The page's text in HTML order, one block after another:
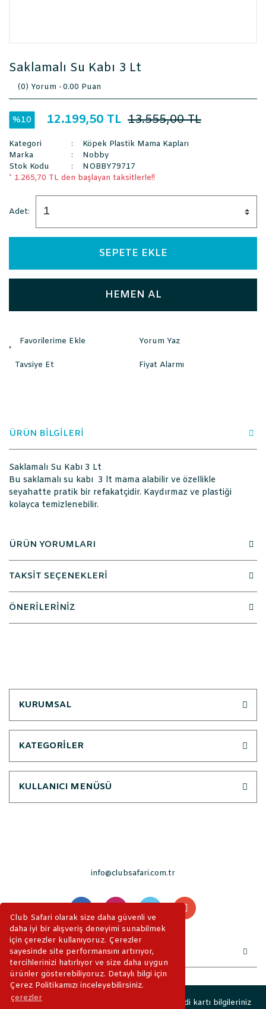
Club Safari olarak size daha güvenli ve
daha iyi bir alışveriş deneyimi sunabilmek
için çerezler kullanıyoruz. Çerezler
sayesinde site performansını artırıyor,
tercihlerinizi hatırlıyor ve size daha uygun
ürünler gösterebiliyoruz. Detaylı bilgi için
Çerez Politikamızı inceleyebilirsiniz.
çerezler
Saklamalı Su Kabı 3 Lt
(0) Yorum -0.00 Puan
%10 12.199,50 TL 13.555,00 TL
Kategori
Köpek Plastik Mama Kapları
Marka
Nobby
Stok Kodu
NOBBY79717
* 1.265,70 TL den başlayan taksitlerle!!
Adet:
SEPETE EKLE
HEMEN AL
Yorum Yaz
Tavsiye Et Fiyat Alarmı
ÜRÜN BİLGİLERİ
Saklamalı Su Kabı 3 Lt
Bu saklamalı su kabı 3 lt mama alabilir ve özellikle
seyahatte pratik bir refakatçidir. Kaydırmaz ve plastiği
kolayca temizlenebilir.
ÜRÜN YORUMLARI
TAKSİT SEÇENEKLERİ
ÖNERİLERİNİZ
KURUMSAL
KATEGORİLER
KULLANICI MENÜSÜ
info@clubsafari.com.tr
2019 © ClubSafari. Tüm Hakları Saklıdır. Kredi kartı bilgileriniz